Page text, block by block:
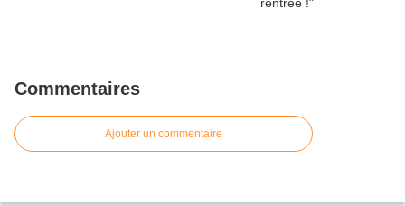
Commentaires
Ajouter un commentaire